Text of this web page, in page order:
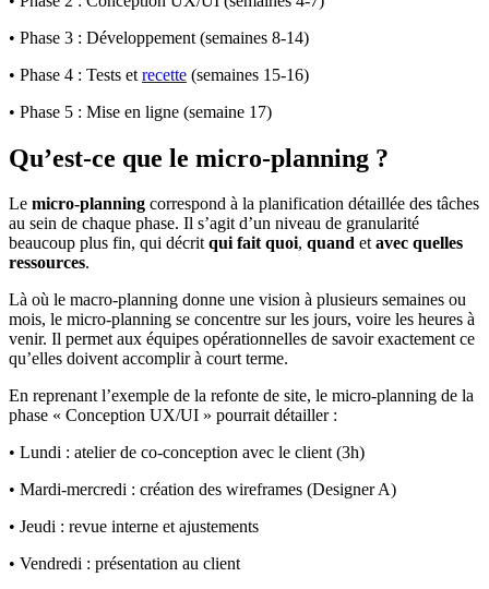
• Phase 3 : Développement (semaines 8-14)
• Phase 4 : Tests et recette (semaines 15-16)
• Phase 5 : Mise en ligne (semaine 17)
Qu’est-ce que le micro-planning ?
Le micro-planning correspond à la planification détaillée des tâches
au sein de chaque phase. Il s’agit d’un niveau de granularité
beaucoup plus fin, qui décritqui fait quoi, quand etavec quelles
ressources.
Là où le macro-planning donne une vision à plusieurs semaines ou
mois, le micro-planning se concentre sur les jours, voire les heures à
venir. Il permet aux équipes opérationnelles de savoir exactement ce
qu’elles doivent accomplir à court terme.
En reprenant l’exemple de la refonte de site, le micro-planning de la
phase « Conception UX/UI » pourrait détailler :
• Lundi : atelier de co-conception avec le client (3h)
• Mardi-mercredi : création des wireframes (Designer A)
• Jeudi : revue interne et ajustements
• Vendredi : présentation au client